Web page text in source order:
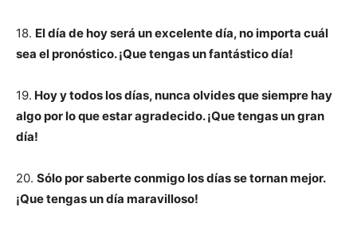
18. El día de hoy será un excelente día, no importa cuál
sea el pronóstico. ¡Que tengas un fantástico día!
19. Hoy y todos los días, nunca olvides que siempre hay
algo por lo que estar agradecido. ¡Que tengas un gran
día!
20. Sólo por saberte conmigo los días se tornan mejor.
¡Que tengas un día maravilloso!